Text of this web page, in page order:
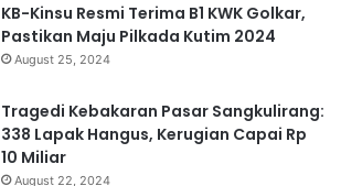
KB-Kinsu Resmi Terima B1 KWK Golkar,
Pastikan Maju Pilkada Kutim 2024
August 25, 2024
Tragedi Kebakaran Pasar Sangkulirang:
338 Lapak Hangus, Kerugian Capai Rp
10 Miliar
August 22, 2024